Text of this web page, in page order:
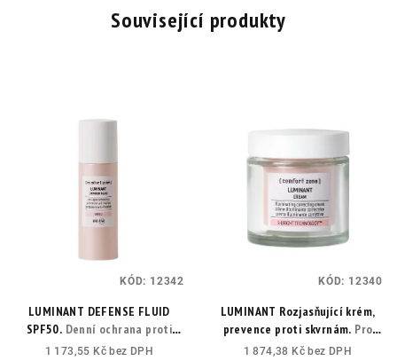
Související produkty
LUMINANT DEFENSE FLUID
SPF50. Denní ochrana proti
tmavým skvrnám a UV záření.
1 173,55 Kč bez DPH
KÓD: 12342
LUMINANT Rozjasňující krém,
prevence proti skvrnám. Pro
okamžitě zářivější a
1 874,38 Kč bez DPH
KÓD: 12340